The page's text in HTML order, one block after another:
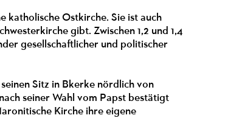
katholische Ostkirche. Sie ist auch
gibt. Zwischen 1,2 und 1,4
gesellschaftlicher und politischer
Sitz in Bkerke nördlich von
seiner Wahl vom Papst bestätigt
Kirche ihre eigene